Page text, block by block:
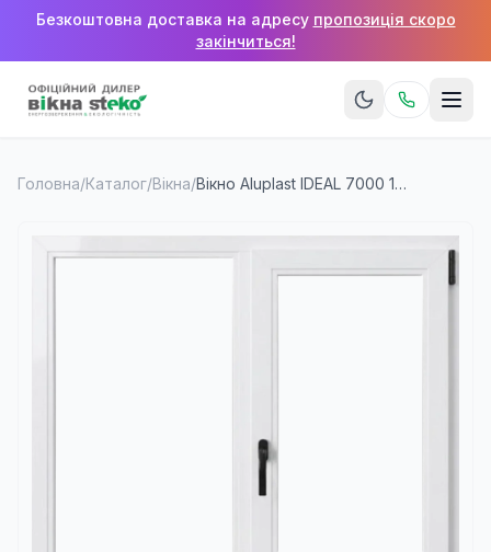
Безкоштовна доставка на адресу пропозиція скоро
закінчиться!
Головна/Каталог/Вікна/ Вікно Aluplast IDEAL 7000 1800×1400 мм (2 стулки)